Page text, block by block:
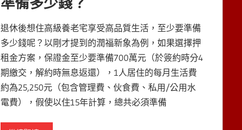
退休後想住高級養老宅享受高品質生活，至少要準備
多少錢呢？以剛才提到的潤福新象為例，如果選擇押
租金方案，保證金至少要準備700萬元（於簽約時分4
期繳交，解約時無息返還），1人居住的每月生活費
約為25,250元（包含管理費、伙食費、私用/公用水
電費），假使以住15年計算，總共必須準備